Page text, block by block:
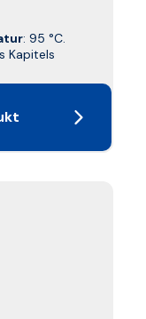
: 95 °C.
Kapitels